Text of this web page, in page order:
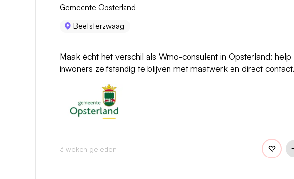
Gemeente Opsterland
Beetsterzwaag
Maak écht het verschil als Wmo-consulent in Opsterland: help
inwoners zelfstandig te blijven met maatwerk en direct contact.
3 weken geleden